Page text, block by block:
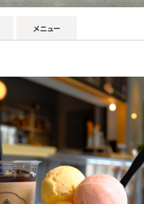
メニュー